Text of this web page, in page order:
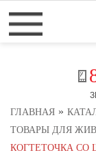
ГЛАВНАЯ »
ТОВАРЫ ДЛЯ
КОГТЕТОЧКА СО